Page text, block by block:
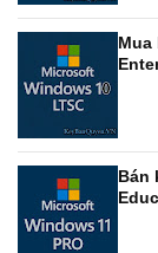
Mua
Bán